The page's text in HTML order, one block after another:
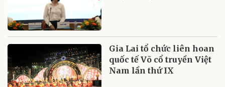
Gia Lai tổ chức liên hoan
quốc tế Võ cổ truyền Việt
Nam lần thứ IX